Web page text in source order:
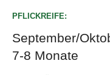
PFLICKREIFE:
September/
7-8 Monate